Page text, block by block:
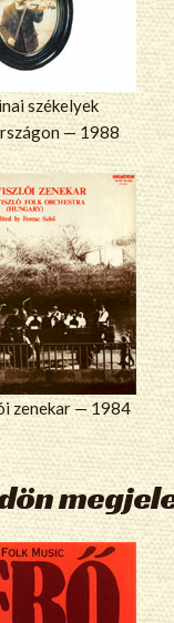
székelyek
— 1988
zenekar — 1984